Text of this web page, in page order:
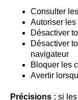
Consulter
Autoriser
Désactiver
Désactiver
navigateur
Bloquer les
Avertir
Précisions : si